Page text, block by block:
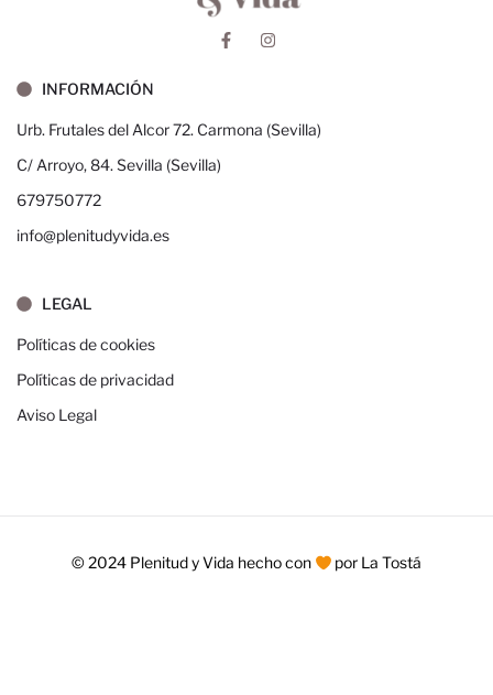
INFORMACIÓN
Urb. Frutales del Alcor 72. Carmona (Sevilla)
C/ Arroyo, 84. Sevilla (Sevilla)
679750772
info@plenitudyvida.es
LEGAL
Políticas de cookies
Políticas de privacidad
Aviso Legal
© 2024 Plenitud y Vida hecho con por La Tostá